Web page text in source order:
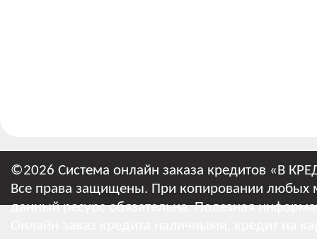
©2026 Система онлайн заказа кредитов «В
Все права защищены. При копировании любых
данный ресурс обязательна.Полезная